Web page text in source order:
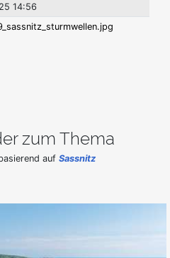
14:56
zum Thema
auf Sassnitz